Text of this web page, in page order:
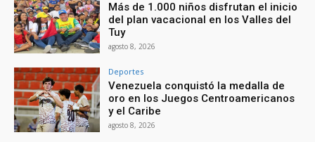
Más de 1.000 niños disfrutan el inicio
del plan vacacional en los Valles del
Tuy
agosto 8, 2026
Deportes
Venezuela conquistó la medalla de
oro en los Juegos Centroamericanos
y el Caribe
agosto 8, 2026